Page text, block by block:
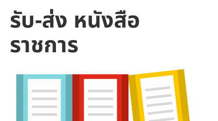
รับ-ส่ง หนังสือ
ราชการ